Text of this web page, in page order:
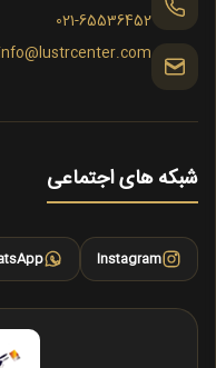
021-65536452
شبکه های اجتماعی
Instagram